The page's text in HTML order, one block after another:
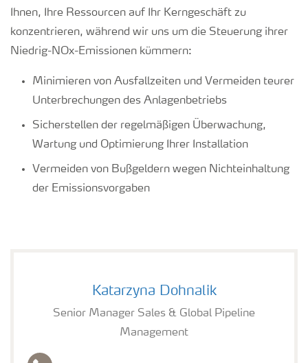
Ihnen, Ihre Ressourcen auf Ihr Kerngeschäft zu
konzentrieren, während wir uns um die Steuerung ihrer
Niedrig-NOx-Emissionen kümmern:
Minimieren von Ausfallzeiten und Vermeiden teurer
Unterbrechungen des Anlagenbetriebs
Sicherstellen der regelmäßigen Überwachung,
Wartung und Optimierung Ihrer Installation
Vermeiden von Bußgeldern wegen Nichteinhaltung
der Emissionsvorgaben
Katarzyna Dohnalik
Senior Manager Sales & Global Pipeline
Management